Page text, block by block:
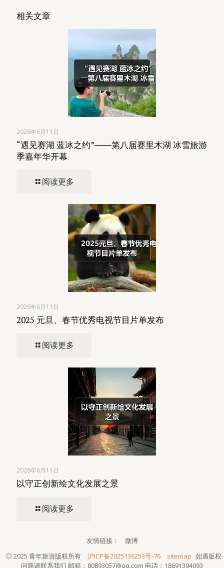
相关文章
2026年6月11日
“遇见赛湖 蓝冰之约”――第八届赛里木湖 冰雪旅游
季嘉年华开幕
阅读更多
2026年6月11日
2025 元旦、春节优秀电视节目片单发布
阅读更多
2026年6月11日
以守正创新绘文化发展之景
阅读更多
友情链接：
微博
◎ 2025 青年旅游版权所有
沪ICP备2025136253号-76 sitemap 如遇版权
问题请联系我们 邮箱：80893057@qq.com 电话：18691394093